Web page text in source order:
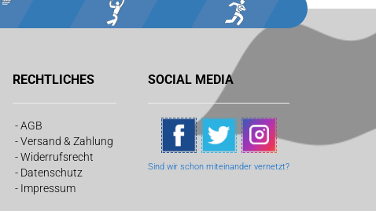
RECHTLICHES
-AGB
-Versand & Zahlung
-Widerrufsrecht
- Datenschutz
- Impressum
SOCIAL MEDIA
Sind wir schon miteinander vernetzt?